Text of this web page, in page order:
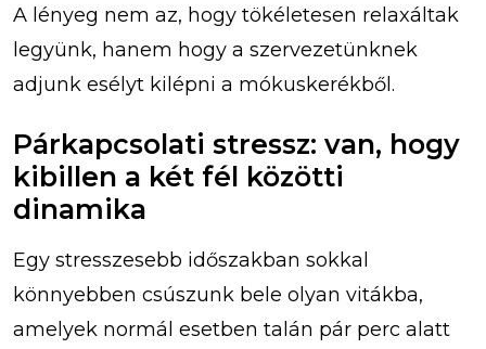
A lényeg nem az, hogy tökéletesen relaxáltak
legyünk, hanem hogy a szervezetünknek
adjunk esélyt kilépni a mókuskerékből.
Párkapcsolati stressz: van, hogy
kibillen a két fél közötti
dinamika
Egy stresszesebb időszakban sokkal
könnyebben csúszunk bele olyan vitákba,
amelyek normál esetben talán pár perc alatt